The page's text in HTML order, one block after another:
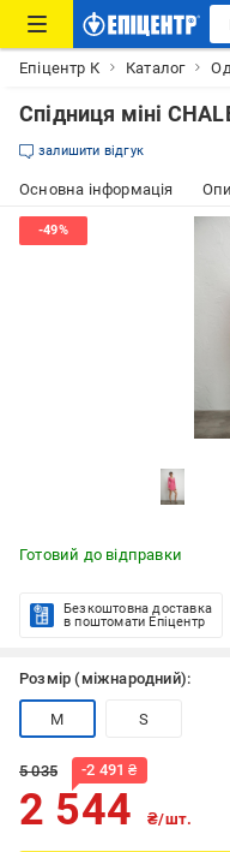
Епіцентр К Каталог
Спідниця міні
залишити відгук
Основна інформація
Готовий до відправки
Безкоштовна доставка
в поштомати Епіцентр
Розмір (міжнародний):
M S
5 035 -2 491 ₴
2 544 ₴/шт.